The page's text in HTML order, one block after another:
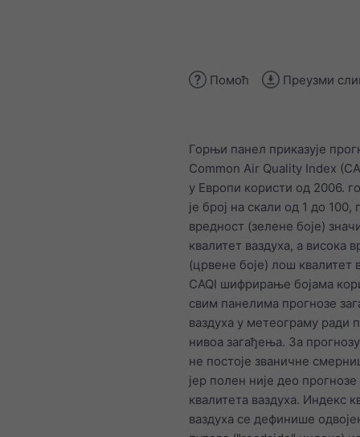
Помоћ Преузми
Горњи панел приказује
Common Air Quality Index
у Европи користи од 2006.
је број на скали од 1 до 100,
вредност (зелене боје)
квалитет ваздуха, а висока
(црвене боје) лош квалитет
CAQI шифрирање бојама
свим панелима прогнозе
ваздуха у метеограму ради
нивоа загађења. За
не постоје званичне
јер полен није део
квалитета ваздуха. Индекс
ваздуха се дефинише